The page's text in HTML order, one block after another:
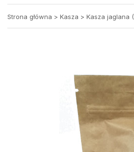
Strona główna > Kasza > Kasza jaglana